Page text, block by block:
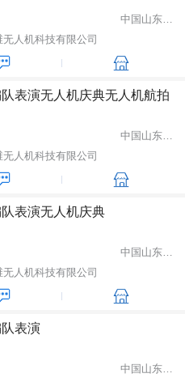
中国山东省潍坊市
人机科技有限公司
表演无人机庆典无人机航拍
中国山东省潍坊市
人机科技有限公司
表演无人机庆典
中国山东省潍坊市
人机科技有限公司
表演
中国山东省潍坊市